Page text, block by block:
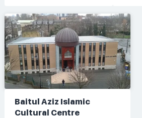
Baitul Aziz Islamic
Cultural Centre